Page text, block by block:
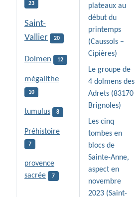
23
Saint-
Vallier
20
Dolmen 12
mégalithe
10
tumulus 8
Préhistoire
7
provence
sacrée
7
plateaux au
début du
printemps
(Caussols –
Cipières)
Le groupe de
4 dolmens des
Adrets (83170
Brignoles)
Les cinq
tombes en
blocs de
Sainte-Anne,
aspect en
novembre
2023 (Saint-